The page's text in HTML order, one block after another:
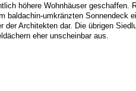
höhere Wohnhäuser geschaffen.
baldachin-umkränzten Sonnendeck
der Architekten dar. Die übrigen
eher unscheinbar aus.